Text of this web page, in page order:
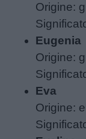
Link
Origine:
Eugenia
Origine:
Eva
Origine: